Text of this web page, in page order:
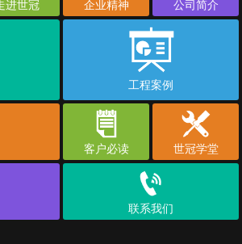
进世冠 企业精神 公司简介
工程案例
客户必读 世冠学堂
联系我们